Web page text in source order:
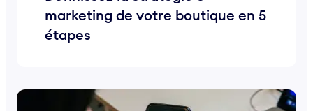
marketing de votre boutique en 5
étapes